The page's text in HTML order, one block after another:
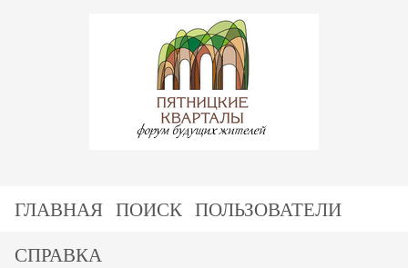
ГЛАВНАЯ ПОИСК ПОЛЬЗОВАТЕЛИ
СПРАВКА